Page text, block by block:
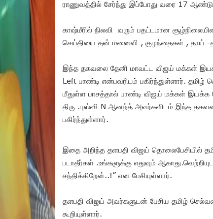
ராணுவத்தில் சேர்ந்து இப்போது வரை 17
காஷ்மீரில் நிலவி வரும் பதட்டமான
செய்தியை தன் மனைவி , குழந்தைகள் , தாய் -
இந்த தகவலை தேனி மாவட்ட விஜய் மக்கள்
Left பாண்டி என்பவரிடம் பகிர்ந்துள்ளார். தமிழ்
மீதுள்ள பாசத்தால் பாண்டி விஜய் மக்கள் இயக்க
திரு .புஸ்ஸி N ஆனந்த் அவர்களிடம் இந்த
பகிர்ந்துள்ளார்.
இதை அறிந்த தளபதி விஜய் தொலைபேசியில்
படாதீர்கள் .உங்களுக்கு எதுவும்
சந்திக்கிறேன்..!” என பேசியுள்ளார்.
தளபதி விஜய் அவர்களுடன் பேசிய தமிழ்
கூறியுள்ளார்.